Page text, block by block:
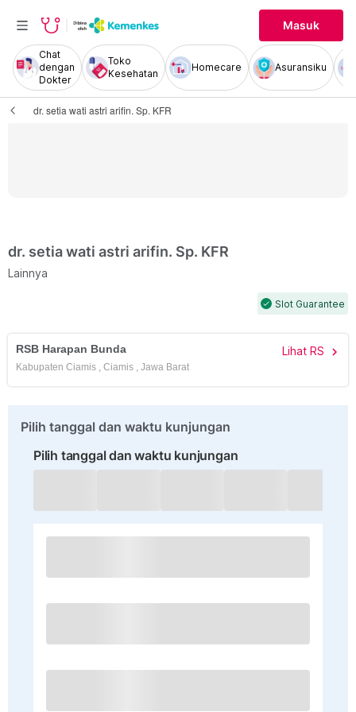
Masuk
Chat
dengan
Dokter
Toko
Kesehatan
Homecare Asuransiku
dr. setia wati astri arifin. Sp. KFR
dr. setia wati astri arifin. Sp. KFR
Lainnya
check Slot Guarantee
RSB Harapan Bunda Lihat RS chevron_right
Kabupaten Ciamis , Ciamis , Jawa Barat
Pilih tanggal dan waktu kunjungan
Pilih tanggal dan waktu kunjungan